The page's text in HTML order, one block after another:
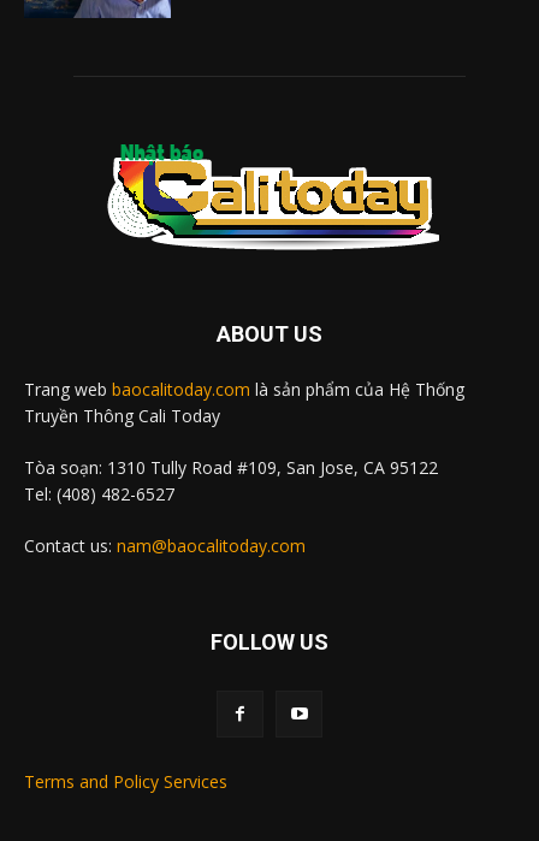
ABOUT US
Trang web baocalitoday.com là sản phẩm của Hệ Thống
Truyền Thông Cali Today
Tòa soạn: 1310 Tully Road #109, San Jose, CA 95122
Tel: (408) 482-6527
Contact us: nam@baocalitoday.com
FOLLOW US
Terms and Policy Services